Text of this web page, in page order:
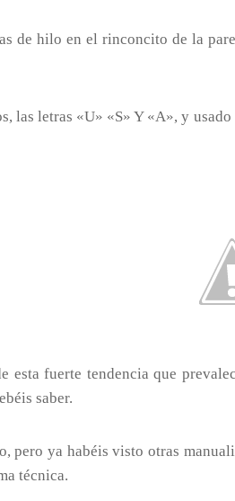
de hilo en el rinconcito de la
las letras «U» «S» Y «A», y
esta fuerte tendencia que
saber.
pero ya habéis visto otras
técnica.